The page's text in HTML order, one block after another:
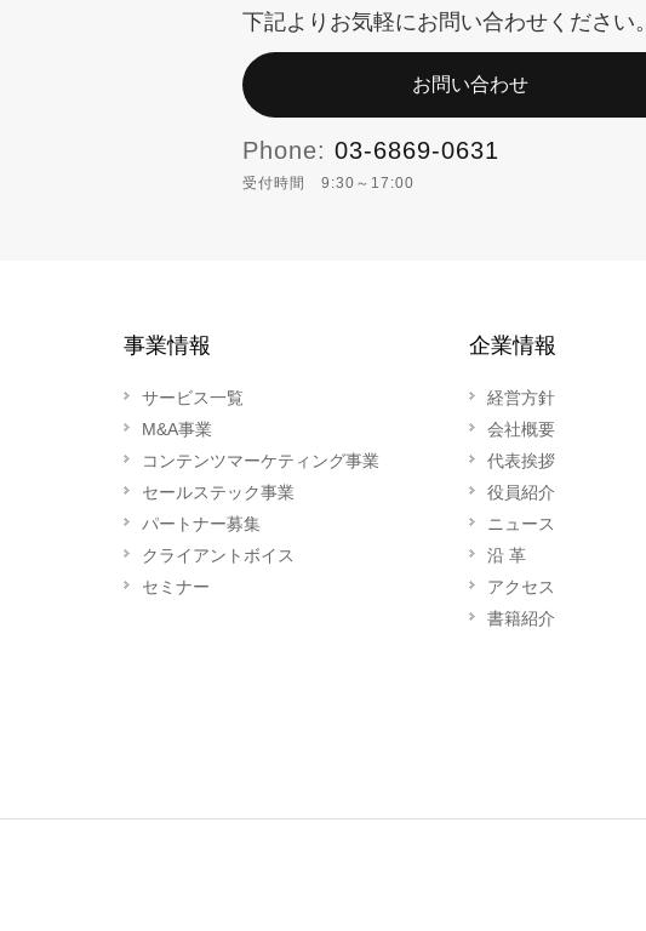
下記よりお気軽にお問い合わせください。
お問い合わせ
Phone: 03-6869-0631
受付時間 9:30～17:00
事業情報
サービス一覧
M&A事業
コンテンツマーケティング事業
セールステック事業
パートナー募集
クライアントボイス
セミナー
企業情報
経営方針
会社概要
代表挨拶
役員紹介
ニュース
沿 革
アクセス
書籍紹介